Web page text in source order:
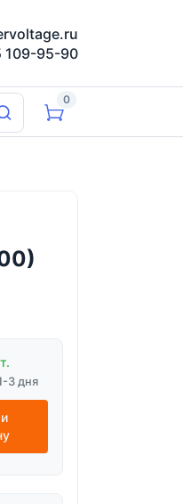
109-95-90
0
3 дня